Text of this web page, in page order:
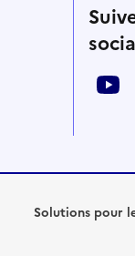
Solutions pour